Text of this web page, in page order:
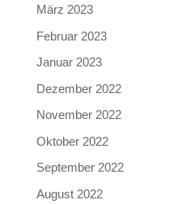
März 2023
Februar 2023
Januar 2023
Dezember 2022
November 2022
Oktober 2022
September 2022
August 2022